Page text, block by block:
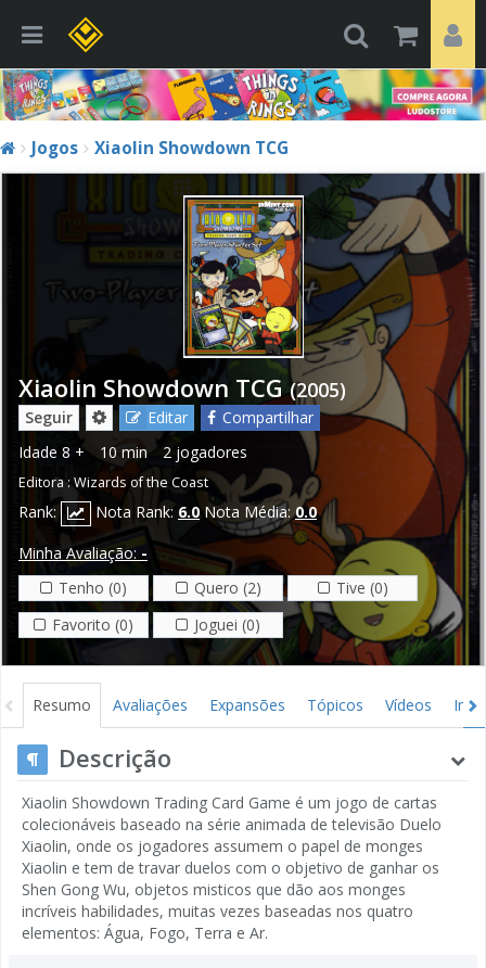
Jogos Xiaolin Showdown TCG
Xiaolin Showdown TCG (2005)
Seguir Editar
Compartilhar
Idade 8 + 10 min 2 jogadores
Editora :Wizards of the Coast
Rank: Nota Rank: 6.0 Nota Média:0.0
Minha Avaliação: -
Tenho (0)
Quero (2)
Tive (0)
Favorito (0)
Joguei (0)
Resumo Avaliações Expansões Tópicos Vídeos
Descrição
Xiaolin Showdown Trading Card Game é um jogo de cartas
colecionáveis baseado na série animada de televisão Duelo
Xiaolin, onde os jogadores assumem o papel de monges
Xiaolin e tem de travar duelos com o objetivo de ganhar os
Shen Gong Wu, objetos misticos que dão aos monges
incríveis habilidades, muitas vezes baseadas nos quatro
elementos: Água, Fogo, Terra e Ar.